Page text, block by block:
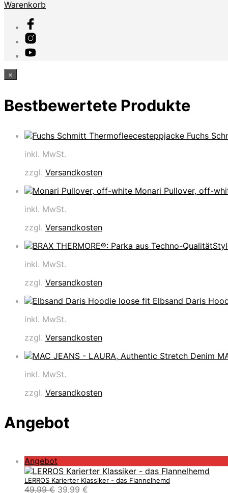
Warenkorb
×
Bestbewertete Produkte
Fuchs
inkl. MwSt.
zzgl. Versandkosten
Monari Pullover, off-
inkl. MwSt.
zzgl. Versandkosten
inkl. MwSt.
zzgl. Versandkosten
Elbsand Daris
inkl. MwSt.
zzgl. Versandkosten
inkl. MwSt.
zzgl. Versandkosten
Angebot
Angebot
r
o
d
LERROS Karierter Klassiker - das Flannelhemd
49,99€ U
39,99 €